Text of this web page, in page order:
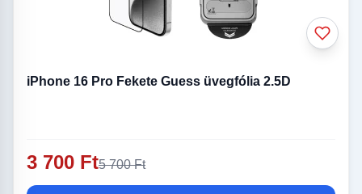
iPhone 16 Pro Fekete Guess üvegfólia 2.5D
3 700 Ft5 700 Ft